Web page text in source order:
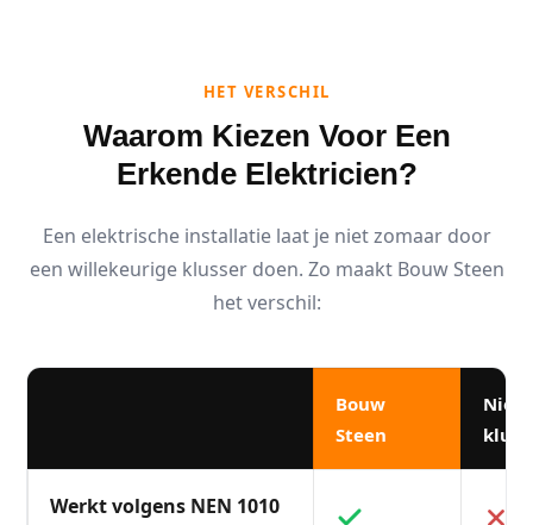
HET VERSCHIL
Waarom Kiezen Voor Een
Erkende Elektricien?
Een elektrische installatie laat je niet zomaar door
een willekeurige klusser doen. Zo maakt Bouw Steen
het verschil:
Bouw
Steen
Niet-
Werkt volgens NEN 1010